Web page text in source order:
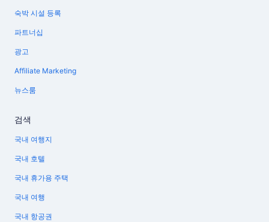
숙박 시설 등록
파트너십
광고
Affiliate Marketing
뉴스룸
검색
국내 여행지
국내 호텔
국내 휴가용 주택
국내 여행
국내 항공권